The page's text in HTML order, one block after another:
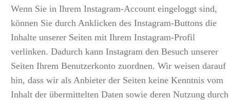
Wenn Sie in Ihrem Instagram-Account eingeloggt sind,
können Sie durch Anklicken des Instagram-Buttons die
Inhalte unserer Seiten mit Ihrem Instagram-Profil
verlinken. Dadurch kann Instagram den Besuch unserer
Seiten Ihrem Benutzerkonto zuordnen. Wir weisen darauf
hin, dass wir als Anbieter der Seiten keine Kenntnis vom
Inhalt der übermittelten Daten sowie deren Nutzung durch